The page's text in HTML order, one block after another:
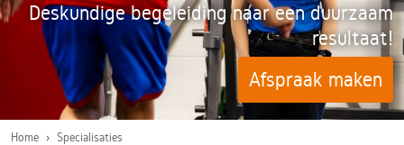
Deskundige begeleiding naar een duurzaam
resultaat!
Afspraak maken
Home › Specialisaties